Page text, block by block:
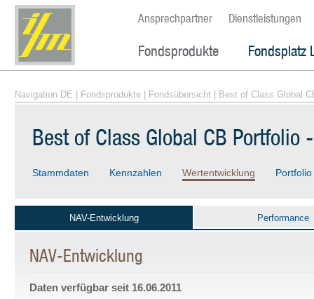
Ansprechpartner Dienstleistungen
Fondsprodukte Fondsplatz
Navigation DE Fondsprodukte Fondsübersicht | Best of Class Global
Best of Class Global CB Portfolio
Stammdaten Kennzahlen Wertentwicklung Portfolio
NAV-Entwicklung Performance
NAV-Entwicklung
Daten verfügbar seit 16.06.2011